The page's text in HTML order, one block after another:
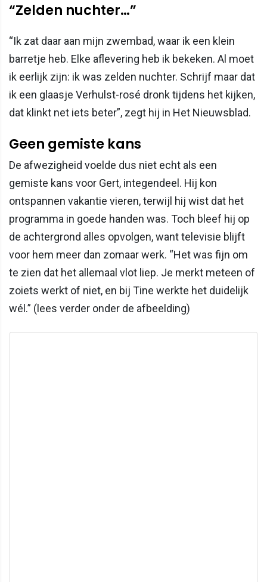
“Zelden nuchter…”
“Ik zat daar aan mijn zwembad, waar ik een klein
barretje heb. Elke aflevering heb ik bekeken. Al moet
ik eerlijk zijn: ik was zelden nuchter. Schrijf maar dat
ik een glaasje Verhulst-rosé dronk tijdens het kijken,
dat klinkt net iets beter”, zegt hij in Het Nieuwsblad.
Geen gemiste kans
De afwezigheid voelde dus niet echt als een
gemiste kans voor Gert, integendeel. Hij kon
ontspannen vakantie vieren, terwijl hij wist dat het
programma in goede handen was. Toch bleef hij op
de achtergrond alles opvolgen, want televisie blijft
voor hem meer dan zomaar werk. “Het was fijn om
te zien dat het allemaal vlot liep. Je merkt meteen of
zoiets werkt of niet, en bij Tine werkte het duidelijk
wél.” (lees verder onder de afbeelding)